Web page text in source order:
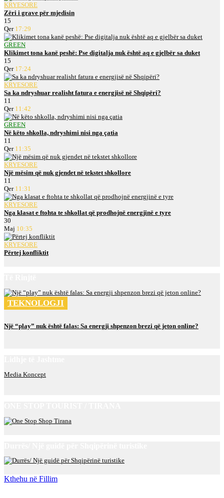
KRYESORE
Zëri i grave për mjedisin
15
Qer 17:29
GREEN
Klikimet tona kanë peshë: Pse digitalja nuk është aq e gjelbër sa duket
15
Qer 17:24
KRYESORE
Sa ka ndryshuar realisht fatura e energjisë në Shqipëri?
11
Qer 11:42
GREEN
Në këto shkolla, ndryshimi nisi nga çatia
11
Qer 11:35
KRYESORE
Një mësim që nuk gjendet në tekstet shkollore
11
Qer 11:31
KRYESORE
Nga klasat e ftohta te shkollat që prodhojnë energjinë e tyre
30
Maj 10:35
KRYESORE
Përtej konfliktit
TEKNOLOGJI
Një “play” nuk është falas: Sa energji shpenzon brezi që jeton online?
Media Koncept
Kthehu në Fillim